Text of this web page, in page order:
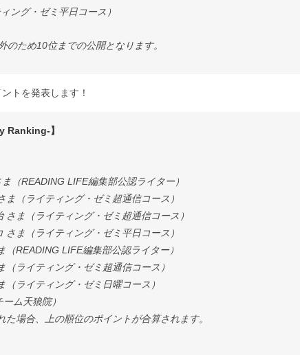
グ・ゼミ平日コース）
ため10位までの公開となります。
トを発表します！
Ranking-】
（READING LIFE編集部公認ライター）
（ライティング・ゼミ超通信コース）
ま（ライティング・ゼミ超通信コース）
ま（ライティング・ゼミ平日コース）
READING LIFE編集部公認ライター）
ライティング・ゼミ超通信コース）
ライティング・ゼミ日曜コース）
ム天狼院）
場合、上の順位のポイントが合算されます。